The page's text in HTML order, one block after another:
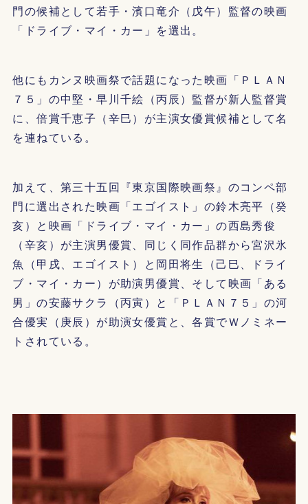
門の候補として若手・濱口竜介（戊午）監督の映画
「ドライブ・マイ・カー」を選出。
他にもカンヌ映画祭で話題になった映画「ＰＬＡＮ
７５」の中堅・早川千絵（丙辰）監督が新人監督賞
に、倍賞千恵子（辛巳）が主演女優賞候補として名
を連ねている。
加えて、第三十五回『東京国際映画祭』のコンペ部
門に選出された映画「エゴイスト」の鈴木亮平（癸
亥）と映画「ドライブ・マイ・カー」の西島秀俊
（辛亥）が主演男優賞、同じく同作品群から宮沢氷
魚（甲戌、エゴイスト）と岡田将生（己巳、ドライ
ブ・マイ・カー）が助演男優賞、そして映画「ある
男」の安藤サクラ（丙寅）と「ＰＬＡＮ７５」の河
合優実（庚辰）が助演女優賞と、各賞でＷノミネー
トされている。